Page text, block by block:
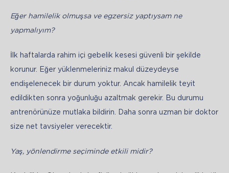
Eğer hamilelik olmuşsa ve egzersiz yaptıysam ne
yapmalıyım?
İlk haftalarda rahim içi gebelik kesesi güvenli bir şekilde
korunur. Eğer yüklenmeleriniz makul düzeydeyse
endişelenecek bir durum yoktur. Ancak hamilelik teyit
edildikten sonra yoğunluğu azaltmak gerekir. Bu durumu
antrenörünüze mutlaka bildirin. Daha sonra uzman bir doktor
size net tavsiyeler verecektir.
Yaş, yönlendirme seçiminde etkili midir?